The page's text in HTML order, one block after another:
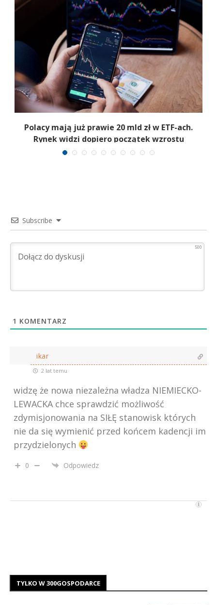
Polacy mają już prawie 20 mld zł w ETF-ach.
Rynek widzi dopiero początek wzrostu
Subscribe
500
1 KOMENTARZ
ikar
2 lat temu
widzę że nowa niezależna władza NIEMIECKO-
LEWACKA chce sprawdzić możliwość
zdymisjonowania na SIŁĘ stanowisk których
nie da się wymienić przed końcem kadencji im
przydzielonych
0 Odpowiedz
TYLKO W 300GOSPODARCE